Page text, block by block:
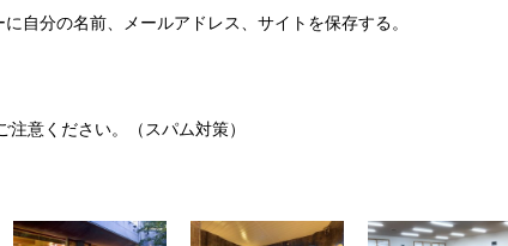
自分の名前、メールアドレス、サイトを保存する。
意ください。（スパム対策）